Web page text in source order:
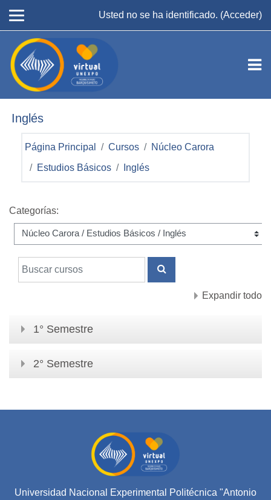
Usted no se ha identificado. (Acceder)
Inglés
Página Principal Cursos Núcleo Carora
Estudios Básicos Inglés
Categorías:
Buscar cursos
BUSCAR CURSOS
Expandir todo
1° Semestre
2° Semestre
Universidad Nacional Experimental Politécnica "Antonio